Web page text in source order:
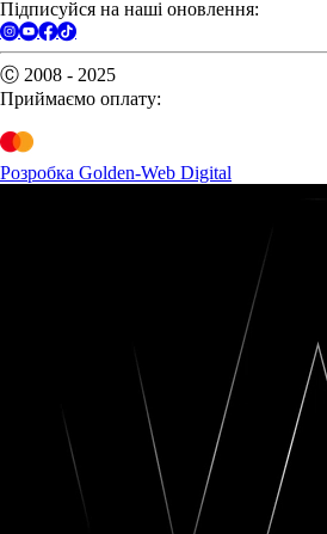
Підписуйся на наші оновлення:
Ⓒ 2008 - 2025
Приймаємо оплату:
Розробка Golden-Web Digital